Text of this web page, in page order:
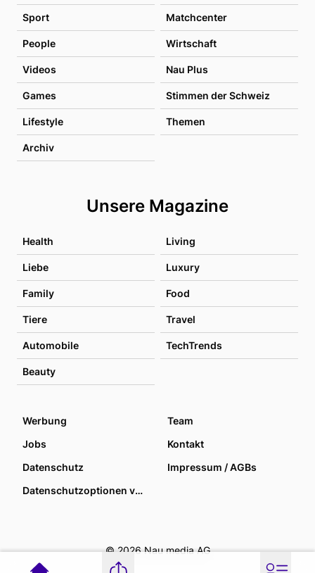
Sport Matchcenter
People Wirtschaft
Videos Nau Plus
Games Stimmen der Schweiz
Lifestyle Themen
Archiv
Unsere Magazine
Health Living
Liebe Luxury
Family Food
Tiere Travel
Automobile TechTrends
Beauty
Werbung
Team
Jobs
Kontakt
Datenschutz
Impressum / AGBs
Datenschutzoptionen verwalten
© 2026 Nau media AG